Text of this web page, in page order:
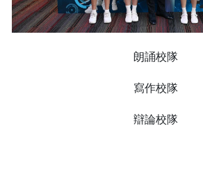
朗誦校隊
寫作校隊
辯論校隊